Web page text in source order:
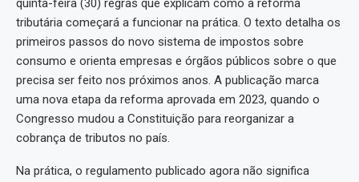
quinta-feira (30) regras que explicam como a reforma
tributária começará a funcionar na prática. O texto detalha os
primeiros passos do novo sistema de impostos sobre
consumo e orienta empresas e órgãos públicos sobre o que
precisa ser feito nos próximos anos. A publicação marca
uma nova etapa da reforma aprovada em 2023, quando o
Congresso mudou a Constituição para reorganizar a
cobrança de tributos no país.
Na prática, o regulamento publicado agora não significa